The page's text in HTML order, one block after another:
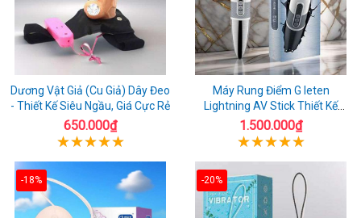
Dương Vật Giả (Cu Giả) Dây Đeo
- Thiết Kế Siêu Ngầu, Giá Cực Rẻ
650.000₫
Máy Rung Điểm G leten
Lightning AV Stick Thiết Kế
Thông Minh
1.500.000₫
-18% -20%